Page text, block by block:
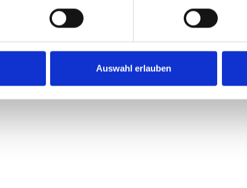
Auswahl erlauben
Series Dieser Ballkorb ist seit 30 Jahren der
die Gleiche. Mit dem stabilen Ballkorb können Sie,
mit Hilfe von zwei Klappbügeln aufstellen
hier klicken -